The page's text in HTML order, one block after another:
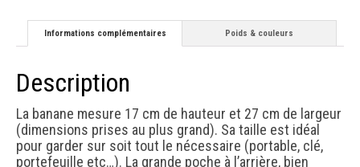
Informations complémentaires Poids & couleurs
Description
La banane mesure 17 cm de hauteur et 27 cm de largeur
(dimensions prises au plus grand). Sa taille est idéal
pour garder sur soit tout le nécessaire (portable, clé,
portefeuille etc…). La grande poche à l’arrière, bien